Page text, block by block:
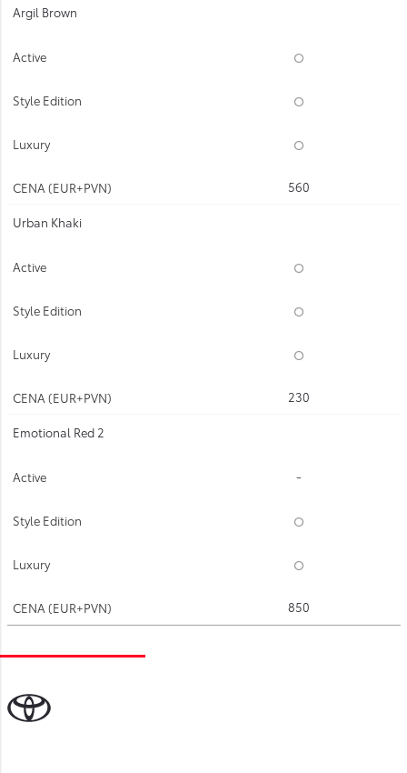
Argil Brown
560
Urban Khaki
230
Emotional Red 2
-
850